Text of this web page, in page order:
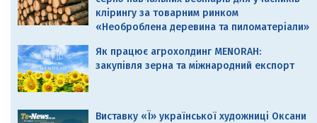
клірингу за товарним ринком
«Необроблена деревина та пиломатеріали»
Як працює агрохолдинг MENORAH:
закупівля зерна та міжнародний експорт
Виставку «Ї» української художниці Оксани